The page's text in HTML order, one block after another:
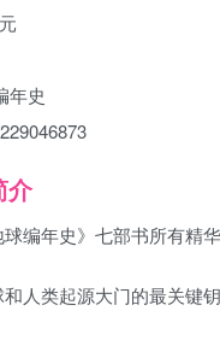
年史
介
编年史》七部书所有精
人类起源大门的最关键